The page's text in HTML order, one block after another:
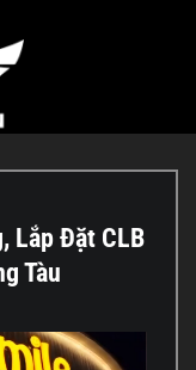
Lắp Đặt CLB
Tàu